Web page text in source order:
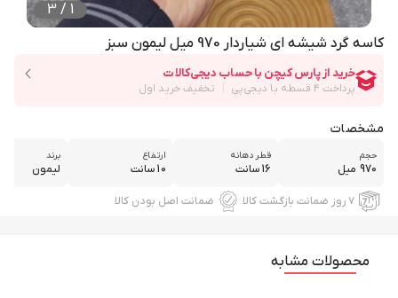
1
/
3
کاسه گرد شیشه ای شیاردار 970 میل لیمون سبز
مشخصات
حجم
970 میل
قطر دهانه
16 سانت
ارتفاع
10 سانت
برند
لیمون
۷ روز ضمانت بازگشت کالا ضمانت اصل بودن کالا
محصولات مشابه